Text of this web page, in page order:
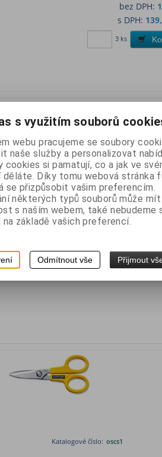
bez DPH:
s DPH:
3 ks
Katalogové číslo:oscs3
mikrozoubky na 1 stříhacím rameni
bez DPH:
s DPH:
Katalogové číslo: oscs1
s využitím souborů
webu pracujeme se soubory
naše služby a personalizovat
cookies si pamatují, co a jak ve
děláte. Díky tomu webová stránka
se přizpůsobit vašim preferencím.
některých typů souborů může
s naším webem, také nebudeme
na základě vašich preferencí.
Odmítnout vše Přijmout